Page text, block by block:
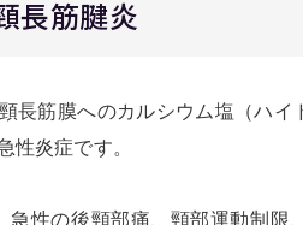
長筋腱炎
長筋膜へのカルシウム塩（ハイ
性炎症です。
性の後頸部痛、頸部運動制限